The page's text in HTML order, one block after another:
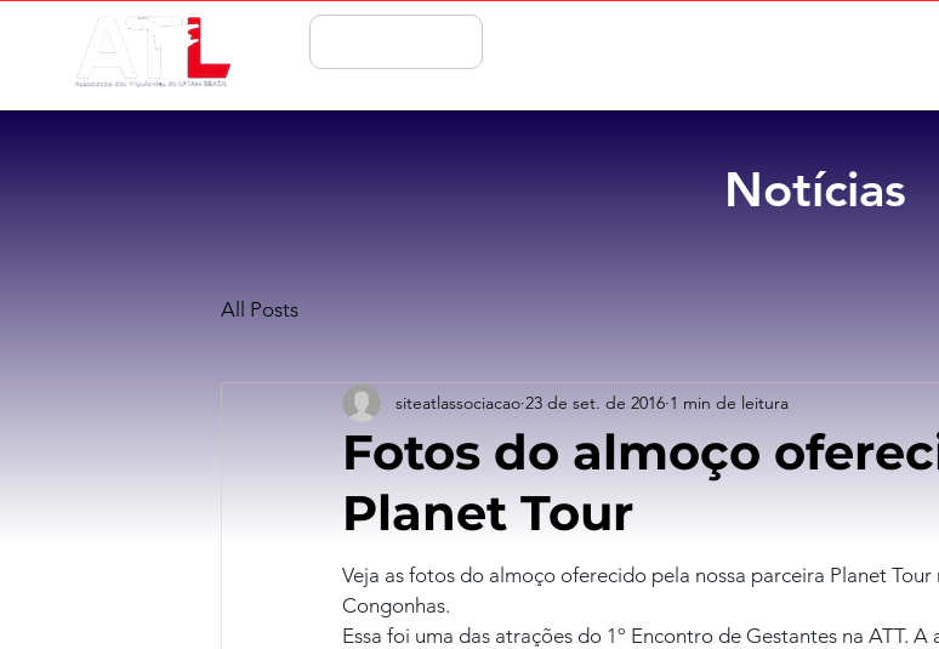
Notícias
All Posts
Fotos do almoço
Planet Tour
siteatlassociacao 23 de set. de 2016 1 min de leitura
Veja as fotos do almoço oferecido pela nossa parceira Planet
Congonhas.
Essa foi uma das atrações do 1º Encontro de Gestantes na ATT.